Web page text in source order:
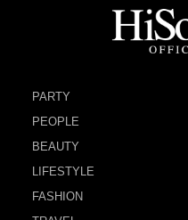
PARTY
PEOPLE
BEAUTY
LIFESTYLE
FASHION